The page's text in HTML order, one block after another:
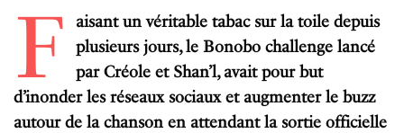
F
aisant un véritable tabac sur la toile depuis
plusieurs jours, le Bonobo challenge lancé
par Créole et Shan’l, avait pour but
d’inonder les réseaux sociaux et augmenter le buzz
autour de la chanson en attendant la sortie officielle